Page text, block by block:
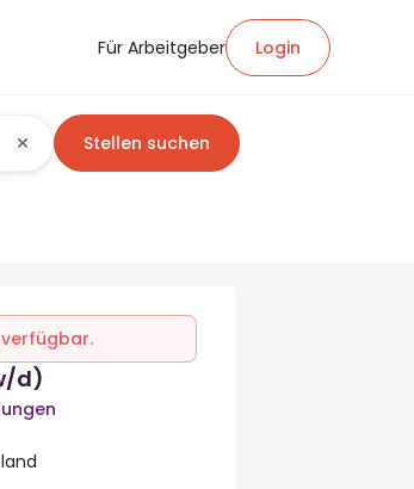
Für Arbeitgeber Login
Stellen suchen
verfügbar.
d)